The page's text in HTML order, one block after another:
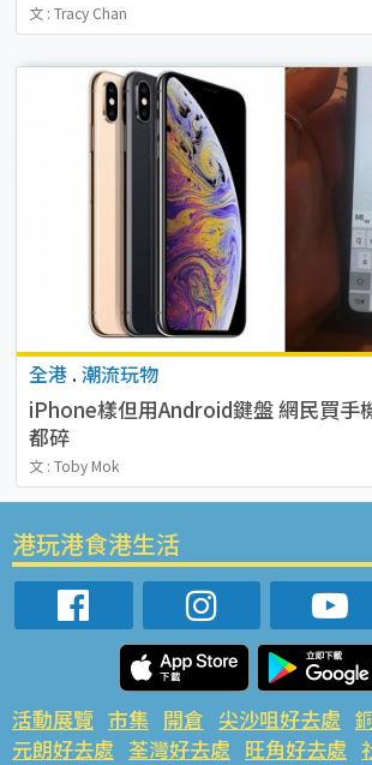
文 : Tracy Chan
全港 . 潮流玩物
iPhone樣但用Android鍵盤 網民買手
都碎
文 : Toby Mok
港玩港食港生活
活動展覽 市集 開倉 尖沙咀好去處
元朗好去處 荃灣好去處 旺角好去處